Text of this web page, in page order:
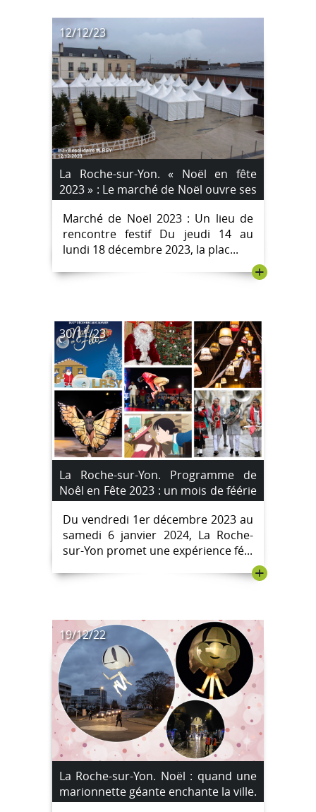
12/12/23
La Roche-sur-Yon. « Noël en fête
2023 » : Le marché de Noël ouvre ses
portes le jeudi 14 décembre.
Marché de Noël 2023 : Un lieu de
rencontre festif Du jeudi 14 au
lundi 18 décembre 2023, la plac...
+
30/11/23
La Roche-sur-Yon. Programme de
Noêl en Fête 2023 : un mois de féérie
avec le festival de Noël.
Du vendredi 1er décembre 2023 au
samedi 6 janvier 2024, La Roche-
sur-Yon promet une expérience fé...
+
19/12/22
La Roche-sur-Yon. Noël : quand une
marionnette géante enchante la ville.